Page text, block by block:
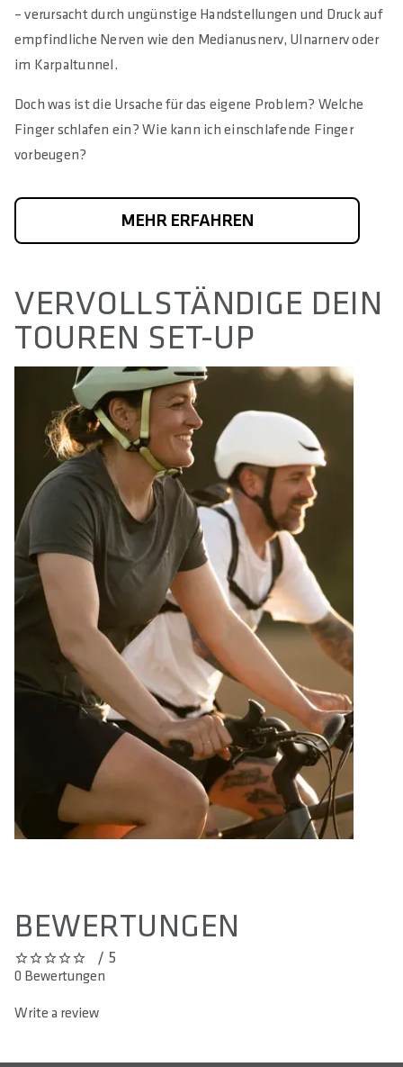
– verursacht durch ungünstige Handstellungen und Druck auf
empfindliche Nerven wie den Medianusnerv, Ulnarnerv oder
im Karpaltunnel.
Doch was ist die Ursache für das eigene Problem? Welche
Finger schlafen ein? Wie kann ich einschlafende Finger
vorbeugen?
MEHR ERFAHREN
VERVOLLSTÄNDIGE DEIN
TOUREN SET-UP
BEWERTUNGEN
0 out of 5 stars/ 5
0 Bewertungen
Write a review